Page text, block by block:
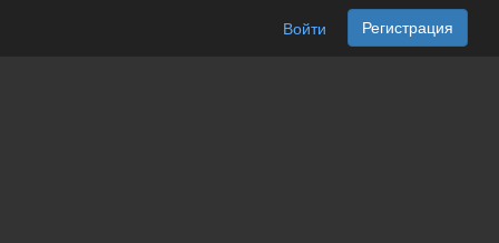
Войти Регистрация